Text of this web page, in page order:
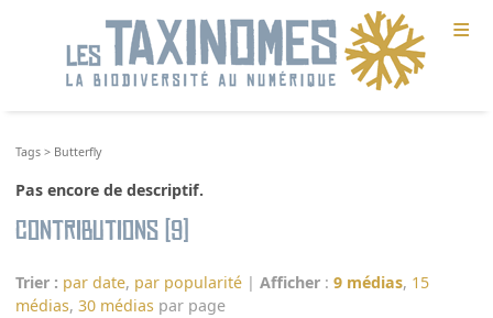
≡
Tags > Butterfly
Pas encore de descriptif.
Contributions (9)
Trier : par date, par popularité |Afficher :9 médias, 15
médias,30 médias par page